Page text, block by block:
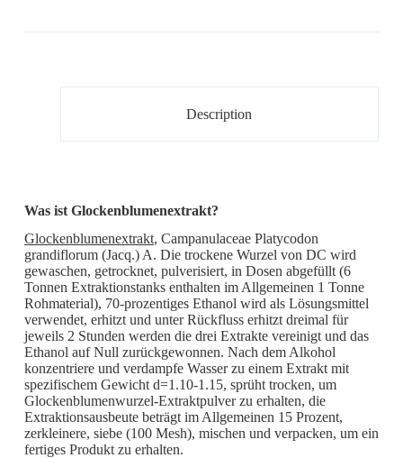
Description
Was ist Glockenblumenextrakt?
Glockenblumenextrakt, Campanulaceae Platycodon
grandiflorum (Jacq.) A. Die trockene Wurzel von DC wird
gewaschen, getrocknet, pulverisiert, in Dosen abgefüllt (6
Tonnen Extraktionstanks enthalten im Allgemeinen 1 Tonne
Rohmaterial), 70-prozentiges Ethanol wird als Lösungsmittel
verwendet, erhitzt und unter Rückfluss erhitzt dreimal für
jeweils 2 Stunden werden die drei Extrakte vereinigt und das
Ethanol auf Null zurückgewonnen. Nach dem Alkohol
konzentriere und verdampfe Wasser zu einem Extrakt mit
spezifischem Gewicht d=1.10-1.15, sprüht trocken, um
Glockenblumenwurzel-Extraktpulver zu erhalten, die
Extraktionsausbeute beträgt im Allgemeinen 15 Prozent,
zerkleinere, siebe (100 Mesh), mischen und verpacken, um ein
fertiges Produkt zu erhalten.